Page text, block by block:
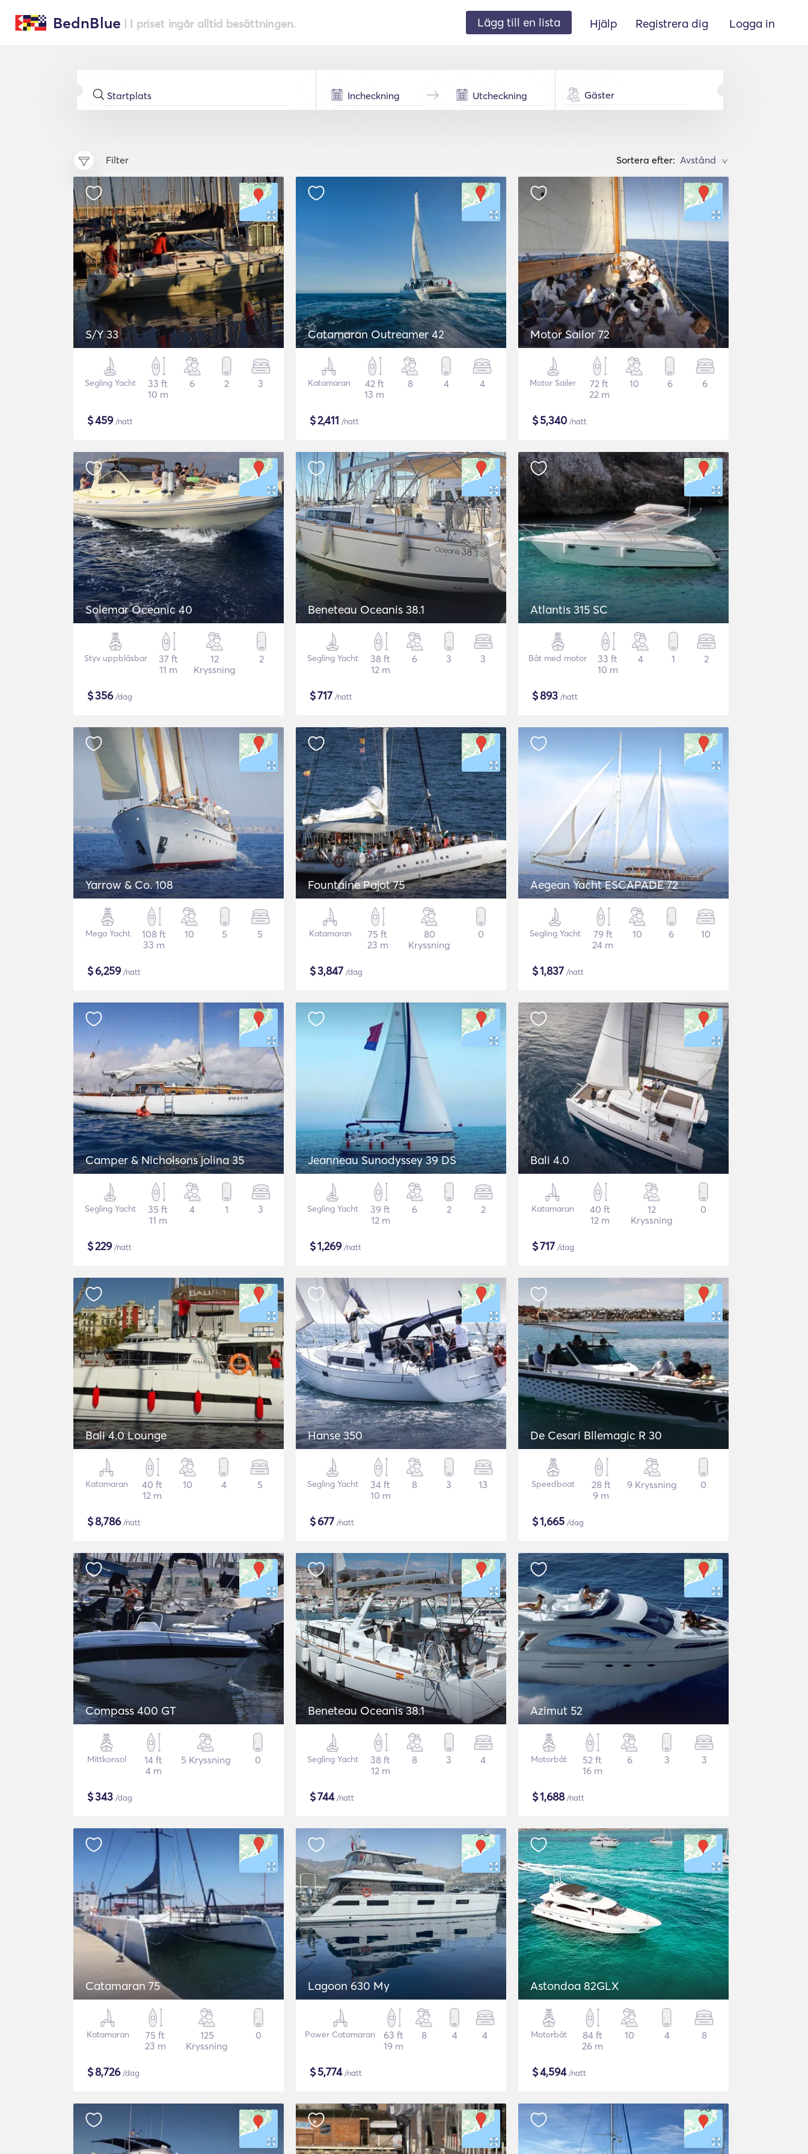
BednBlue | I priset ingår alltid besättningen. Lägg till en lista Hjälp Registrera dig Logga in
Gäster
Filter Sortera efter: >
S/Y 33
Segling Yacht
33 ft
10 m
6 2 3
$459/natt
Catamaran Outreamer 42
Katamaran
42 ft
13 m
8 4 4
$2,411 /natt
Motor Sailor 72
Motor Sailer
72 ft
22 m
10 6 6
$5,340 /natt
Solemar Oceanic 40
Styv uppblåsbar
37 ft
11 m
12
Kryssning
2
$356/dag
Beneteau Oceanis 38.1
Segling Yacht
38 ft
12 m
6 3 3
$717 /natt
Atlantis 315 SC
Båt med motor
33 ft
10 m
4 1 2
$893 /natt
Yarrow & Co. 108
Mega Yacht
108 ft
33 m
10 5 5
$6,259/natt
Fountaine Pajot 75
Katamaran
75 ft
23 m
80
Kryssning
0
$3,847 /dag
Aegean Yacht ESCAPADE 72
Segling Yacht
79 ft
24 m
10 6 10
$1,837 /natt
Camper & Nicholsons jolina 35
Segling Yacht
35 ft
11 m
4 1 3
$229/natt
Jeanneau Sunodyssey 39 DS
Segling Yacht
39 ft
12 m
6 2 2
$1,269/natt
Bali 4.0
Katamaran
40 ft
12 m
12
Kryssning
0
$717 /dag
Bali 4.0 Lounge
Katamaran
40 ft
12 m
10 4 5
$8,786/natt
Hanse 350
Segling Yacht
34 ft
10 m
8 3 13
$677 /natt
De Cesari Bllemagic R 30
Speedboat
28 ft
9 m
9 Kryssning 0
$1,665 /dag
Compass 400 GT
Mittkonsol
14 ft
4 m
5 Kryssning 0
$343 /dag
Beneteau Oceanis 38.1
Segling Yacht
38 ft
12 m
8 3 4
$744/natt
Azimut 52
Motorbåt
52 ft
16 m
6 3 3
$1,688/natt
Catamaran 75
Katamaran
75 ft
23 m
125
Kryssning
0
$8,726/dag
Lagoon 630 My
Power Catamaran
63 ft
19 m
8 4 4
$5,774/natt
Astondoa 82GLX
Motorbåt
84 ft
26 m
10 4 8
$4,594/natt